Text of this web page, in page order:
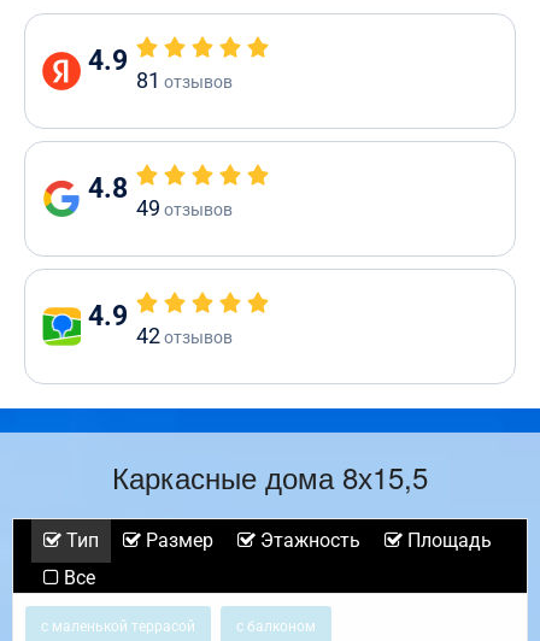
4.9
81 отзывов
4.8
49 отзывов
4.9
42отзывов
Каркасные дома 8х15,5
Тип Размер Этажность
Площадь
Все
с маленькой террасой с балконом